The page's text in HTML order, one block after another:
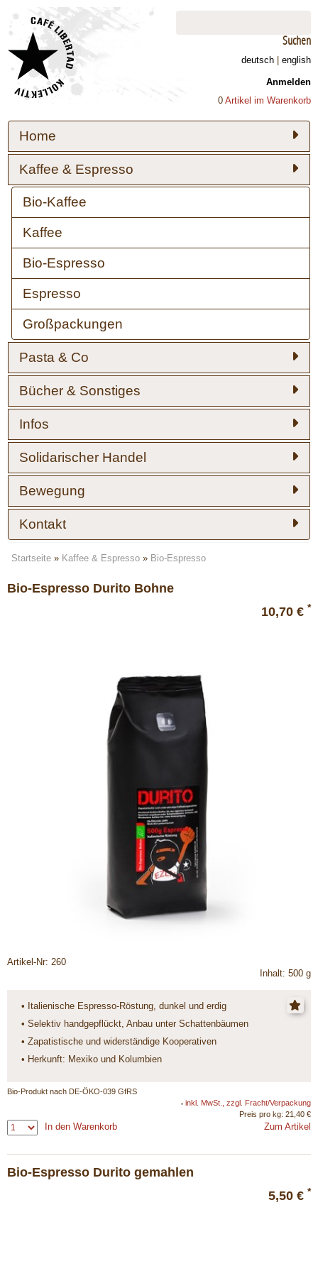
Suchen
deutsch english
Anmelden
0 Artikel im Warenkorb
Home
Kaffee & Espresso
Bio-Kaffee
Kaffee
Bio-Espresso
Espresso
Großpackungen
Pasta & Co
Bücher & Sonstiges
Infos
Solidarischer Handel
Bewegung
Kontakt
Startseite » Kaffee & Espresso » Bio-Espresso
Bio-Espresso Durito Bohne
10,70 € *
Artikel-Nr: 260
Inhalt: 500 g
• Italienische Espresso-Röstung, dunkel und erdig
• Selektiv handgepflückt, Anbau unter Schattenbäumen
• Zapatistische und widerständige Kooperativen
• Herkunft: Mexiko und Kolumbien
Bio-Produkt nach DE-ÖKO-039 GfRS
* inkl. MwSt., zzgl. Fracht/Verpackung
Preis pro kg: 21,40 €
In den Warenkorb Zum Artikel
Bio-Espresso Durito gemahlen
5,50 € *